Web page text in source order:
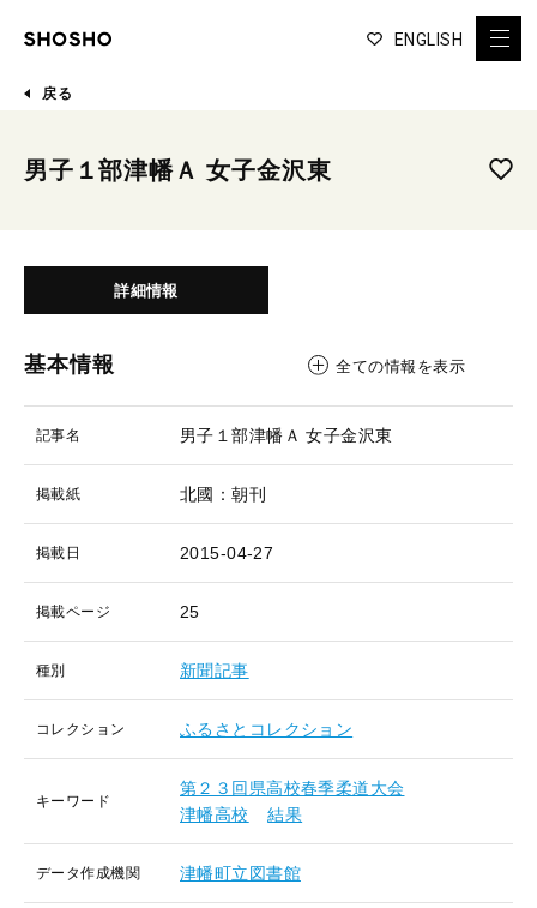
ENGLISH
戻る
男子１部津幡Ａ 女子金沢東
詳細情報
基本情報 全ての情報を表示
記事名 男子１部津幡Ａ 女子金沢東
掲載紙 北國：朝刊
掲載日 2015-04-27
掲載ページ 25
種別 新聞記事
コレクション ふるさとコレクション
キーワード
第２３回県高校春季柔道大会
津幡高校
結果
データ作成機関 津幡町立図書館